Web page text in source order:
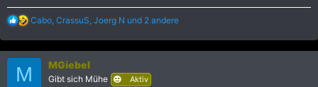
R
a
k
Cabo CrassuS Joerg N und 2 andere
M MGiebel
Gibt sich Mühe Aktiv